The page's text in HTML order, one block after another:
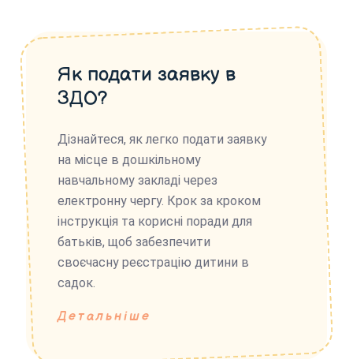
Як подати заявку в
ЗДО?
Дізнайтеся, як легко подати заявку
на місце в дошкільному
навчальному закладі через
електронну чергу. Крок за кроком
інструкція та корисні поради для
батьків, щоб забезпечити
своєчасну реєстрацію дитини в
садок.
Детальніше